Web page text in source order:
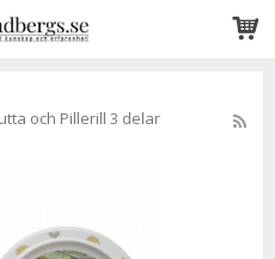
och Pillerill 3 delar